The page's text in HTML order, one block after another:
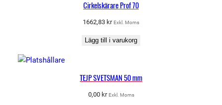
Cirkelskärare Prof 70
1662,83 kr Exkl. Moms
Lägg till i varukorg
TEJP SVETSMAN 50 mm
0,00 kr Exkl. Moms